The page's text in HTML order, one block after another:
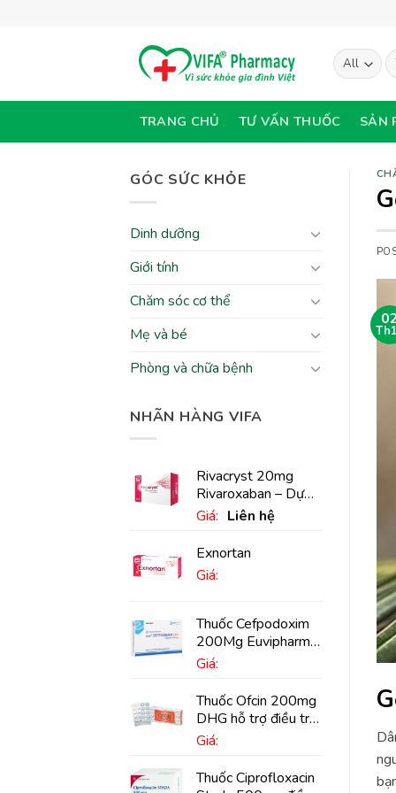
TRANG CHỦ TƯ VẤN THUỐC SẢN
GÓC SỨC KHỎE
Dinh dưỡng
Giới tính
Chăm sóc cơ thể
Mẹ và bé
Phòng và chữa bệnh
NHÃN HÀNG VIFA
Rivacryst 20mg
Rivaroxaban – Dự
phòng đột quỵ,
huyết khối tĩnh mạch
Giá: Liên hệ
Exnortan
Giá:
Thuốc Cefpodoxim
200Mg Euvipharm
điều trị nhiễm khuẩn
Giá:
Thuốc Ofcin 200mg
DHG hỗ trợ điều trị
viêm phế quản nặng
Giá:
Thuốc Ciprofloxacin